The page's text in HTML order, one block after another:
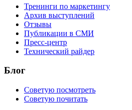
Тренинги по маркетингу
Архив выступлений
Отзывы
Публикации в СМИ
Пресс-центр
Технический райдер
Блог
Советую посмотреть
Советую почитать